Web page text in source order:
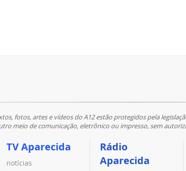
fotos, artes e vídeos do A12 estão protegidos pela
meio de comunicação, eletrônico ou impresso, sem
TV Aparecida
notícias
Rádio
Aparecida